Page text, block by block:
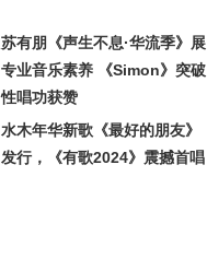
苏有朋《声生不息·华流季》展
专业音乐素养 《Simon》突破
性唱功获赞
水木年华新歌《最好的朋友》
发行，《有歌2024》震撼首唱